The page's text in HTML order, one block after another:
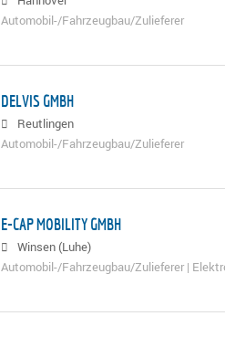
Automobil-/Fahrzeugbau/Zulieferer
DELVIS GMBH
Reutlingen
Automobil-/Fahrzeugbau/Zulieferer
E-CAP MOBILITY GMBH
Winsen (Luhe)
Automobil-/Fahrzeugbau/Zulieferer |